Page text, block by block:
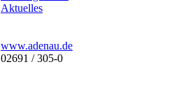
Aktuelles
www.adenau.de
02691 / 305-0